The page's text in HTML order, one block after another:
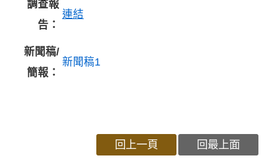
調查報
告：
連結
新聞稿/
簡報：
新聞稿1
回上一頁 回最上面